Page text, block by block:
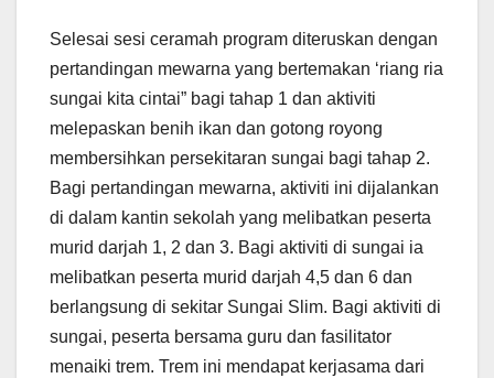
Selesai sesi ceramah program diteruskan dengan
pertandingan mewarna yang bertemakan ‘riang ria
sungai kita cintai” bagi tahap 1 dan aktiviti
melepaskan benih ikan dan gotong royong
membersihkan persekitaran sungai bagi tahap 2.
Bagi pertandingan mewarna, aktiviti ini dijalankan
di dalam kantin sekolah yang melibatkan peserta
murid darjah 1, 2 dan 3. Bagi aktiviti di sungai ia
melibatkan peserta murid darjah 4,5 dan 6 dan
berlangsung di sekitar Sungai Slim. Bagi aktiviti di
sungai, peserta bersama guru dan fasilitator
menaiki trem. Trem ini mendapat kerjasama dari